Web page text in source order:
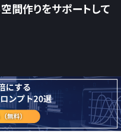
間作りをサポートして
べき家具やインテリア